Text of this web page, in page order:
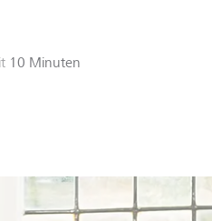
10 Minuten